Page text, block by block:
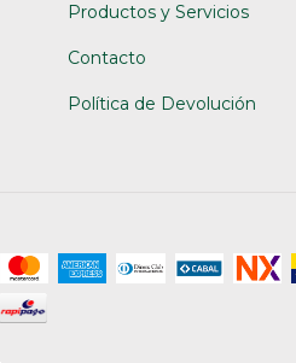
Productos y Servicios
Contacto
Política de Devolución